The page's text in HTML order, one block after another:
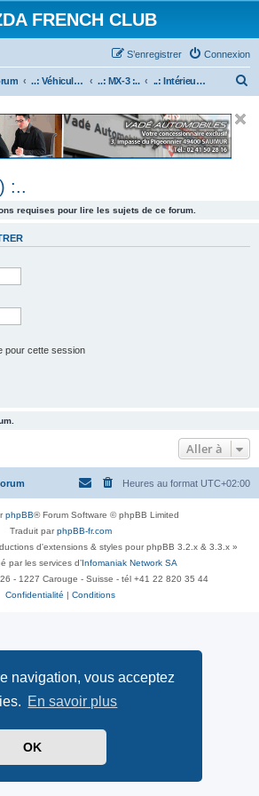
navigation, vous acceptez
En savoir plus
OK
FRENCH CLUB
Connexion
S’enregistrer
..: Véhicules Mazda ancien (<2003) :.. ..: MX-3 :.. ..: Intérieur(Mx3-) :..
e
:..
requises pour lire les sujets de ce forum.
pour cette session
Aller à
Heures au format UTC+02:00
phpBB® Forum Software © phpBB Limited
Traduit parphpBB-fr.com
d'extensions & styles pour phpBB 3.2.x & 3.3.x »
par les services d’ Infomaniak Network SA
- 1227 Carouge - Suisse - tél +41 22 820 35 44
Confidentialité
Conditions